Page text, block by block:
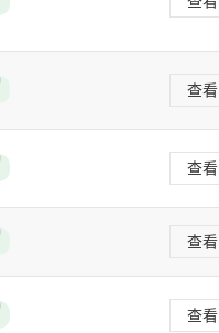
查看
查看
查看
查看